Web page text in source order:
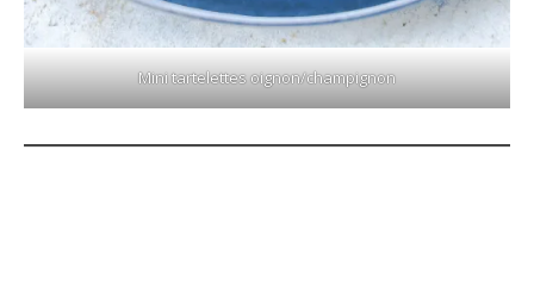
Mini tartelettes oignon/champignon